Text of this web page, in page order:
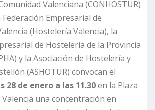
Valenciana (CONHOSTUR)
Empresarial de
(Hostelería Valencia), la
de Hostelería de la Provincia
y la Asociación de Hostelería y
(ASHOTUR) convocan el
28 de enero a las 11.30en la Plaza
una concentración en